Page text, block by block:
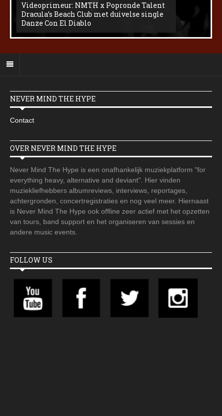
Videoprimeur: NMTH x Popronde Talent
Dracula’s Beach Club met duivelse single
Danze Con El Diablo
NEVER MIND THE HYPE
Contact
OVER NEVER MIND THE HYPE
Never Mind The Hype is een onafhankelijk muziekplatform "for
everything heavy, alternative and deviant". Hier vinden
muziekliefhebbers albumreviews, interviews, reportages,
achtergronden, concertregistraties en nog veel meer. Hiernaast
is Never Mind The Hype ook offline zeer actief met het opzetten
van tours, band support en het organiseren van sessies en
andere music events.
FOLLOW US